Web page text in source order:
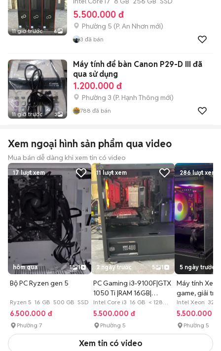
11 giờ trước 6
5.500.000 đ
Phường 5 (P. An Nhơn mới)
3 đã bán
11 giờ trước 3
Máy tính để bàn Canon P29-D III đã
qua sử dụng
1.200.000 đ
Phường 3 (P. Hạnh Thông mới)
788 đã bán
Xem ngoại hình sản phẩm qua video
Mua bán dễ dàng khi xem tin có video
17lượt xem
hôm qua 1 1
Bộ PC Ryzen gen 5
Ryzen 5 16 GB 500 GB SSD
6.500.000 đ
Phường 7
11 lượt xem
2 ngày trước 5 1
PC Gaming i3-9100F|GTX
1050 Ti |RAM 16GB|
SSD120GB
Intel Core i3 16 GB < 128
GB SSD
5.500.000 đ
Phường 5
286lượt xem
5 ngày trước
Máy tính
game, giải trí,
hoa
Intel Xeon 32
GB SSD
5.500.000 đ
Phường 5
Xem tin có video